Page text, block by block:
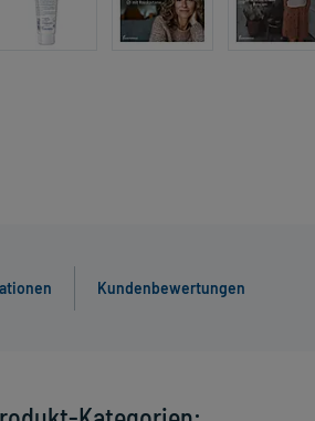
Kundenbewertungen